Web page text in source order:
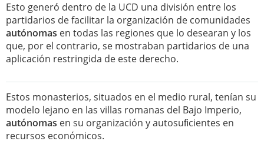
Esto generó dentro de la UCD una división entre los
partidarios de facilitar la organización de comunidades
autónomas en todas las regiones que lo desearan y los
que, por el contrario, se mostraban partidarios de una
aplicación restringida de este derecho.
Estos monasterios, situados en el medio rural, tenían su
modelo lejano en las villas romanas del Bajo Imperio,
autónomas en su organización y autosuﬁcientes en
recursos económicos.